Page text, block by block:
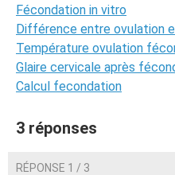
Fécondation in vitro
Différence entre ovulation
Température ovulation
Glaire cervicale après
Calcul fecondation
3 réponses
RÉPONSE 1 / 3